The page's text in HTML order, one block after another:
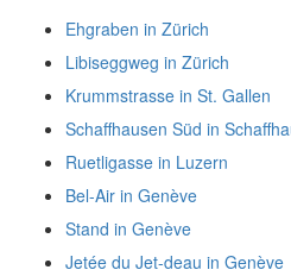
Ehgraben in Zürich
Libiseggweg in Zürich
Krummstrasse in St. Gallen
Schaffhausen Süd in
Ruetligasse in Luzern
Bel-Air in Genève
Stand in Genève
Jetée du Jet-deau in Genève